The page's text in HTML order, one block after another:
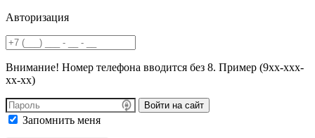
Авторизация
Внимание! Номер телефона вводится без 8. Пример (9хх-ххх-
хх-хх)
Войти на сайт
Запомнить меня